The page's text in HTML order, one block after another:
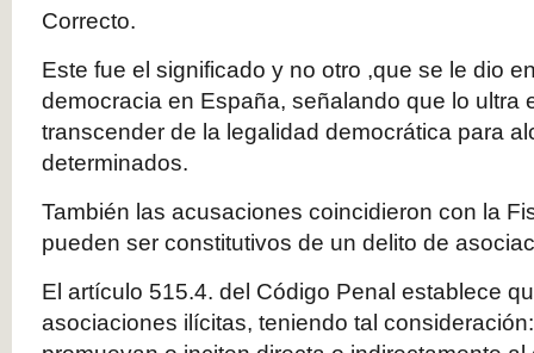
Correcto.
Este fue el significado y no otro ,que se le dio
democracia en España, señalando que lo ultra
transcender de la legalidad democrática para
determinados.
También las acusaciones coincidieron con la
pueden ser constitutivos de un delito de
El artículo 515.4. del Código Penal establece
asociaciones ilícitas, teniendo tal